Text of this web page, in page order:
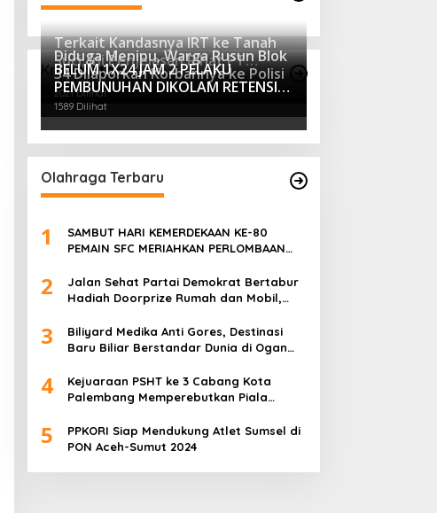
Kriminalitas
Terkait Kandasnya IRT ke Tanah
Suci, Ini Penjelasan Pihat PT
Selapan Tour Jayanto
2233 Dilihat
Diduga Menipu, Warga Rusun Blok
34 Dilaporkan Korbannya ke Polisi
2021 Dilihat
BELUM 1X24 JAM 2 PELAKU
PEMBUNUHAN DIKOLAM RETENSI
BELAKANG DPRD KOTA
PALEMBANG TELAH DIRINGKUS
ANGGOTA POLSEK SU 1
PALEMBANG.
1589 Dilihat
Olahraga Terbaru
1
SAMBUT HARI KEMERDEKAAN KE-80
PEMAIN SFC MERIAHKAN PERLOMBAAN
2
Jalan Sehat Partai Demokrat Bertabur
Hadiah Doorprize Rumah dan Mobil,
3
Biliyard Medika Anti Gores, Destinasi
Baru Biliar Berstandar Dunia di Ogan
4
Kejuaraan PSHT ke 3 Cabang Kota
Palembang Memperebutkan Piala
5
PPKORI Siap Mendukung Atlet Sumsel di
PON Aceh-Sumut 2024